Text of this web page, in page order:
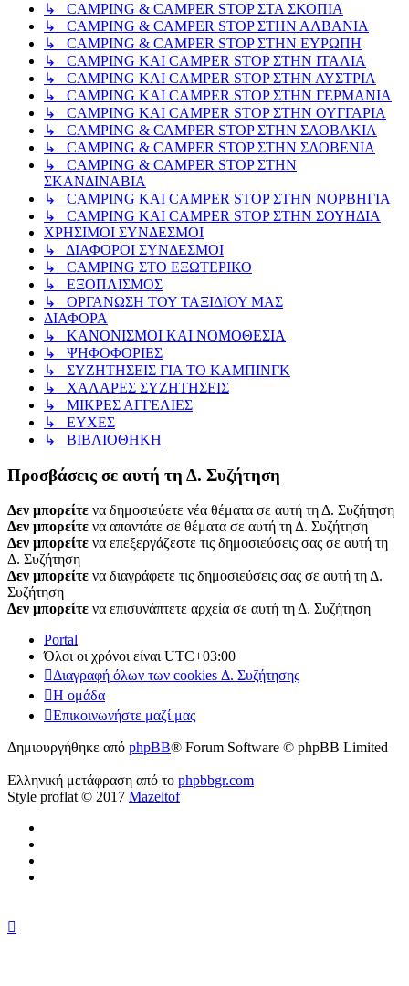
↳ CAMPING & CAMPER STOP ΣΤΑ ΣΚΟΠΙΑ
↳ CAMPING & CAMPER STOP ΣΤΗΝ ΑΛΒΑΝΙΑ
↳ CAMPING & CAMPER STOP ΣΤΗΝ ΕΥΡΩΠΗ
↳ CAMPING KAI CAMPER STOP ΣΤΗΝ ΙΤΑΛΙΑ
↳ CAMPING KAI CAMPER STOP ΣΤΗΝ ΑΥΣΤΡΙΑ
↳ CAMPING KAI CAMPER STOP ΣΤΗΝ ΓΕΡΜΑΝΙΑ
↳ CAMPING KAI CAMPER STOP ΣΤΗΝ ΟΥΓΓΑΡΙΑ
↳ CAMPING & CAMPER STOP ΣΤΗΝ ΣΛΟΒΑΚΙΑ
↳ CAMPING & CAMPER STOP ΣΤΗΝ ΣΛΟΒΕΝΙΑ
↳ CAMPING & CAMPER STOP ΣΤΗΝ
ΣΚΑΝΔΙΝΑΒΙΑ
↳ CAMPING KAI CAMPER STOP ΣΤΗΝ ΝΟΡΒΗΓΙΑ
↳ CAMPING KAI CAMPER STOP ΣΤΗΝ ΣΟΥΗΔΙΑ
ΧΡΗΣΙΜΟΙ ΣΥΝΔΕΣΜΟΙ
↳ ΔΙΑΦΟΡΟΙ ΣΥΝΔΕΣΜΟΙ
↳ CAMPING ΣΤΟ ΕΞΩΤΕΡΙΚΟ
↳ ΕΞΟΠΛΙΣΜΟΣ
↳ ΟΡΓΑΝΩΣΗ ΤΟΥ ΤΑΞΙΔΙΟΥ ΜΑΣ
ΔΙΑΦΟΡΑ
↳ ΚΑΝΟΝΙΣΜΟΙ ΚΑΙ ΝΟΜΟΘΕΣΙΑ
↳ ΨΗΦΟΦΟΡΙΕΣ
↳ ΣΥΖΗΤΗΣΕΙΣ ΓΙΑ ΤΟ ΚΑΜΠΙΝΓΚ
↳ ΧΑΛΑΡΕΣ ΣΥΖΗΤΗΣΕΙΣ
↳ ΜΙΚΡΕΣ ΑΓΓΕΛΙΕΣ
↳ ΕΥΧΕΣ
↳ ΒΙΒΛΙΟΘΗΚΗ
Προσβάσεις σε αυτή τη Δ. Συζήτηση
Δεν μπορείτε να δημοσιεύετε νέα θέματα σε αυτή τη Δ. Συζήτηση
Δεν μπορείτε να απαντάτε σε θέματα σε αυτή τη Δ. Συζήτηση
Δεν μπορείτε να επεξεργάζεστε τις δημοσιεύσεις σας σε αυτή τη
Δ. Συζήτηση
Δεν μπορείτε να διαγράφετε τις δημοσιεύσεις σας σε αυτή τη Δ.
Συζήτηση
Δεν μπορείτε να επισυνάπτετε αρχεία σε αυτή τη Δ. Συζήτηση
Portal
Όλοι οι χρόνοι είναι UTC+03:00
Διαγραφή όλων των cookies Δ. Συζήτησης
Η ομάδα
Επικοινωνήστε μαζί μας
Δημιουργήθηκε από phpBB® Forum Software © phpBB Limited
Ελληνική μετάφραση από το phpbbgr.com
Style proflat © 2017 Mazeltof